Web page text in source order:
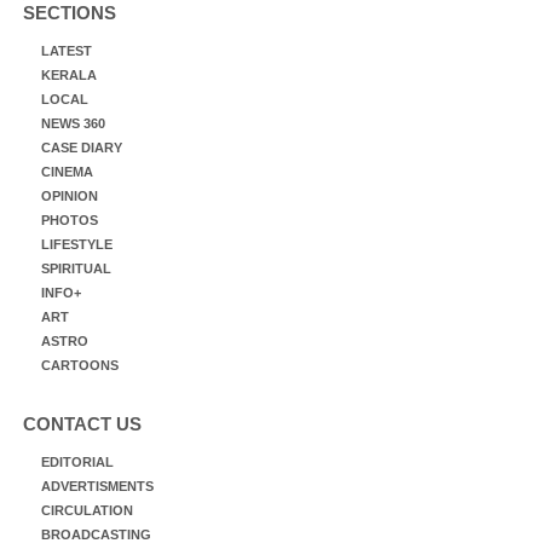
SECTIONS
LATEST
KERALA
LOCAL
NEWS 360
CASE DIARY
CINEMA
OPINION
PHOTOS
LIFESTYLE
SPIRITUAL
INFO+
ART
ASTRO
CARTOONS
CONTACT US
EDITORIAL
ADVERTISMENTS
CIRCULATION
BROADCASTING